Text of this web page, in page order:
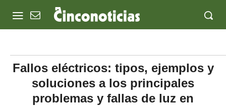
Fallos eléctricos: tipos, ejemplos y
soluciones a los principales
problemas y fallas de luz en